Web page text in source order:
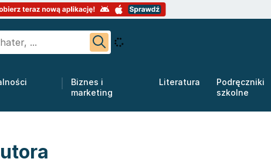
Biznes i
marketing
Literatura
Podręczniki
szkolne